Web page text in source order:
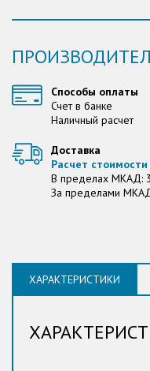
Способы оплаты
Счет в банке
Наличный расчет
Доставка
Расчет стоимости
В пределах МКАД:
За пределами
ХАРАКТЕРИСТИКИ